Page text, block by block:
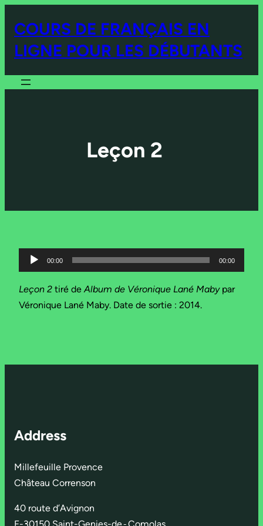
COURS DE FRANÇAIS EN
LIGNE POUR LES DÉBUTANTS
Leçon 2
Lecteur
audio
00:00 00:00
Leçon 2 tiré deAlbum de Véronique Lané Mabypar
Véronique Lané Maby. Date de sortie : 2014.
Address
Millefeuille Provence
Château Correnson
40 route d’Avignon